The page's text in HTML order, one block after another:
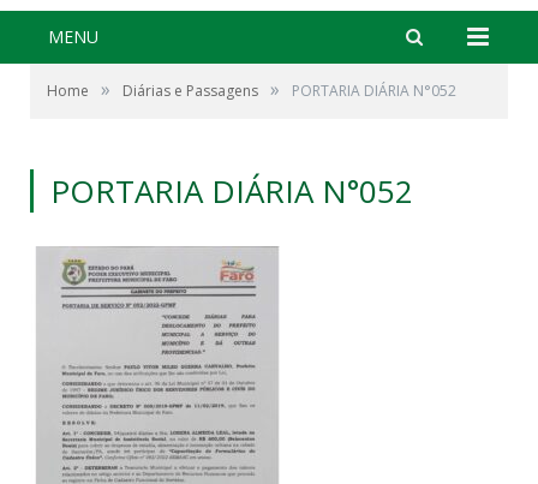
MENU
Home » Diárias e Passagens » PORTARIA DIÁRIA N°052
PORTARIA DIÁRIA N°052